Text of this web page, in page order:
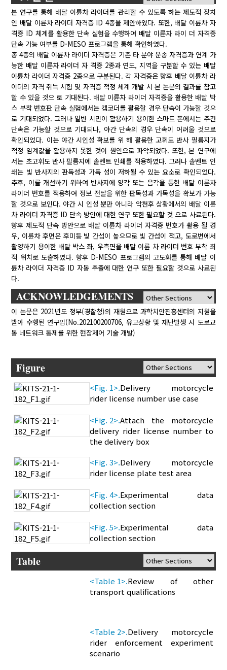
본 연구를 통해 배달 이륜차 라이더를 관리할 수 있도록 하는 제도적 장치
인 배달 이륜차 라이더 자격증 ID 4종을 제안하였다. 또한, 배달 이륜차 자
격증 ID 체계를 활용한 단속 실험을 수행하여 배달 이륜차 라이 더 자격증
단속 가능 여부를 D-MESO 프로그램을 통해 확인하였다.
총 4종의 배달 이륜차 라이더 자격증은 기존 타 분야 운송 자격증과 연계 가
능한 배달 이륜차 라이더 자 격증 2종과 연도, 지역을 구분할 수 있는 배달
이륜차 라이더 자격증 2종으로 구분된다. 각 자격증은 향후 배달 이륜차 라
이더의 자격 취득 시험 및 자격증 적정 체계 개발 시 본 논문의 결과를 참고
할 수 있을 것으 로 기대된다. 배달 이륜차 라이더 자격증을 활용한 배달 박
스 부착 번호판 단속 실험에서는 캠코더를 활용할 경우 단속이 가능할 것으
로 기대되었다. 그러나 일반 시민이 활용하기 용이한 스마트 폰에서는 주간
단속은 가능할 것으로 기대되나, 야간 단속의 경우 단속이 어려울 것으로
확인되었다. 이는 야간 시인성 확보를 위 해 활용한 고휘도 반사 필름지가
적정 임계값을 활용하지 못한 것이 원인으로 파악되었다. 또한, 본 연구에
서는 초고휘도 반사 필름지에 솔벤트 인쇄를 적용하였다. 그러나 솔벤트 인
쇄는 빛 반사지의 판독성과 가독 성이 저하될 수 있는 요소로 확인되었다.
추후, 이를 개선하기 위하여 반사지에 양각 또는 음각을 통한 배달 이륜차
라이더 번호를 적용하여 정보 전달을 위한 판독성과 가독성을 확보가 가능
할 것으로 보인다. 야간 시 인성 뿐만 아니라 악천후 상황에서의 배달 이륜
차 라이더 자격증 ID 단속 방안에 대한 연구 또한 필요할 것 으로 사료된다.
향후 제도적 단속 방안으로 배달 이륜차 라이더 자격증 번호가 활용 될 경
우, 이륜차 후면은 후미등 빛 간섭이 높으므로 빛 간섭이 적고, 도로변에서
촬영하기 용이한 배달 박스 좌, 우측면을 배달 이륜 차 라이더 번호 부착 최
적 위치로 도출하였다. 향후 D-MESO 프로그램의 고도화를 통해 배달 이
륜차 라이더 자격증 ID 자동 추출에 대한 연구 또한 필요할 것으로 사료된
다.
ACKNOWLEDGEMENTS
이 논문은 2021년도 정부(경찰청)의 재원으로 과학치안진흥센터의 지원을
받아 수행된 연구임(No.202100200706, 유고상황 및 재난발생 시 도로교
통 네트워크 통제를 위한 현장제어 기술 개발)
Figure
<Fig. 1>.Delivery motorcycle
rider license number use case
<Fig. 2>.Attach the motorcycle
delivery rider license number to
the delivery box
<Fig. 3>.Delivery motorcycle
rider license plate test area
<Fig. 4>.Experimental data
collection section
<Fig. 5>.Experimental data
collection section
Table
<Table 1>.Review of other
transport qualifications
<Table 2>.Delivery motorcycle
rider enforcement experiment
scenario